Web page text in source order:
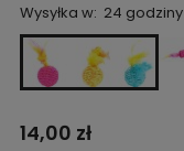
Wysyłka w: 24 godziny
14,00 zł